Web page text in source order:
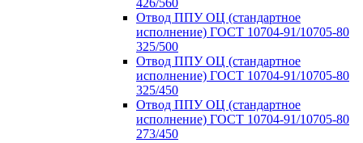
426/560
Отвод ППУ ОЦ (стандартное
исполнение) ГОСТ 10704-91/10705-80
325/500
Отвод ППУ ОЦ (стандартное
исполнение) ГОСТ 10704-91/10705-80
325/450
Отвод ППУ ОЦ (стандартное
исполнение) ГОСТ 10704-91/10705-80
273/450